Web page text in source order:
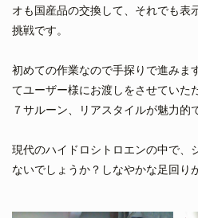
オも国産品の交換して、それでも表
挑戦です。
初めての作業なので手探りで進みま
てユーザー様にお渡しをさせていた
７サルーン、リアスタイルが魅力的
現代のハイドロシトロエンの中で、
ないでしょうか？しなやかな足回り